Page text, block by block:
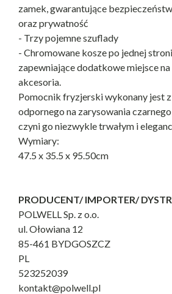
zamek, gwarantujące
oraz prywatność
- Trzy pojemne szuflady
- Chromowane kosze po jednej
zapewniające dodatkowe miejsce
akcesoria.
Pomocnik fryzjerski wykonany jest
odpornego na zarysowania
czyni go niezwykle trwałym i
Wymiary:
47.5 x 35.5 x 95.50cm
PRODUCENT/ IMPORTER/
POLWELL Sp. z o.o.
ul. Ołowiana 12
85-461 BYDGOSZCZ
PL
523252039
kontakt@polwell.pl